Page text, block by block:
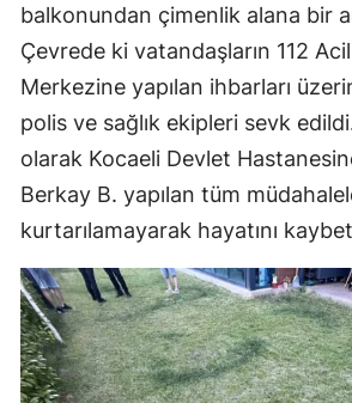
balkonundan çimenlik alana bir
Çevrede ki vatandaşların 112 Acil
Merkezine yapılan ihbarları
polis ve sağlık ekipleri sevk
olarak Kocaeli Devlet
Berkay B. yapılan tüm
kurtarılamayarak hayatını